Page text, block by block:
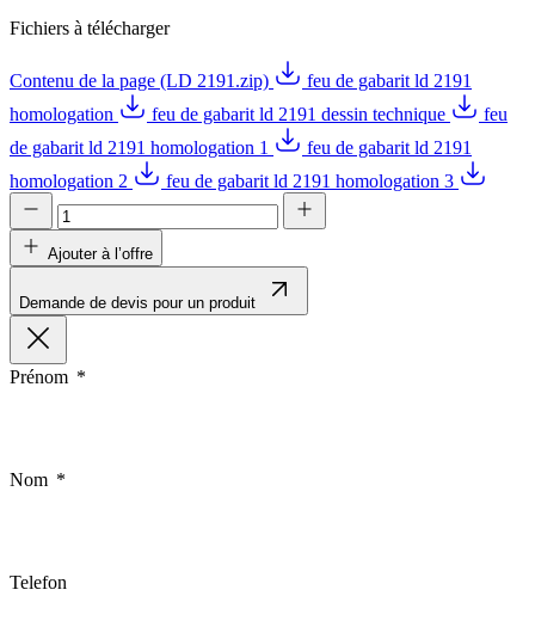
Fichiers à télécharger
Contenu de la page (LD 2191.zip)
feu de gabarit ld 2191
homologation
feu de gabarit ld 2191 dessin technique
feu
de gabarit ld 2191 homologation 1
feu de gabarit ld 2191
homologation 2
feu de gabarit ld 2191 homologation 3
Ajouter à l’offre
Demande de devis pour un produit
Prénom
Nom
Telefon